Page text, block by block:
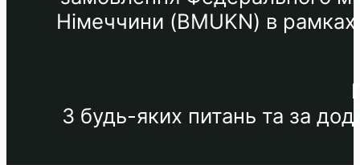
Німеччини (BMUKN) в рамках
З будь-яких питань та за